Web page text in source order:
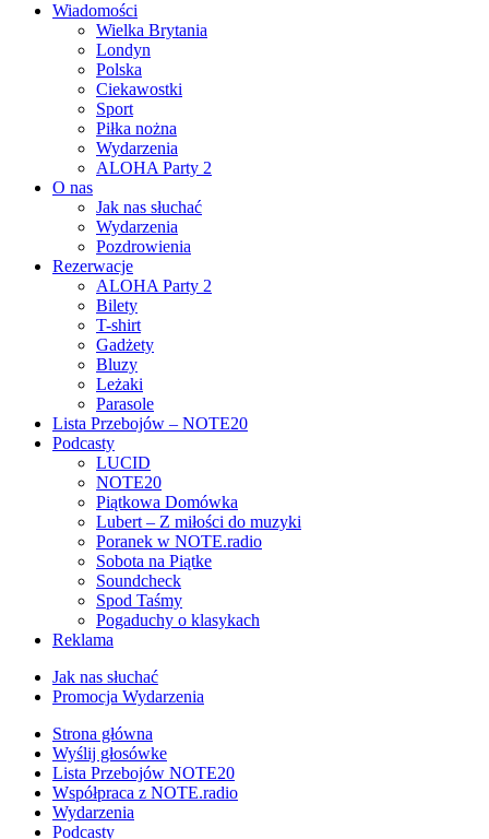
Wiadomości
Wielka Brytania
Londyn
Polska
Ciekawostki
Sport
Piłka nożna
Wydarzenia
ALOHA Party 2
O nas
Jak nas słuchać
Wydarzenia
Pozdrowienia
Rezerwacje
ALOHA Party 2
Bilety
T-shirt
Gadżety
Bluzy
Leżaki
Parasole
Lista Przebojów – NOTE20
Podcasty
LUCID
NOTE20
Piątkowa Domówka
Lubert – Z miłości do muzyki
Poranek w NOTE.radio
Sobota na Piątke
Soundcheck
Spod Taśmy
Pogaduchy o klasykach
Reklama
Jak nas słuchać
Promocja Wydarzenia
Strona główna
Wyślij głosówke
Lista Przebojów NOTE20
Współpraca z NOTE.radio
Wydarzenia
Podcasty